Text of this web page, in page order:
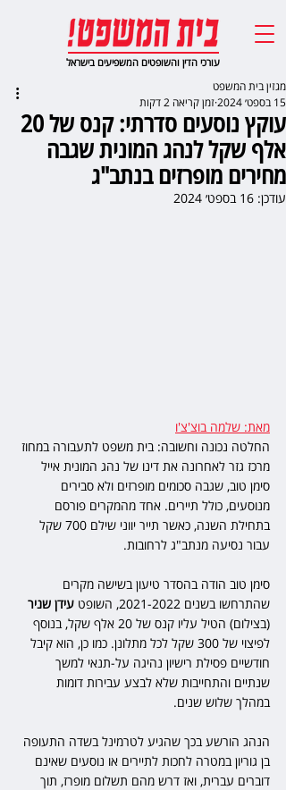
עורכי הדין והשופטים המשפיעים בישראל
עוקץ נוסעים סדרתי: קנס של 20
אלף שקל לנהג המונית שגבה
מחירים מופרזים בנתב"ג
מגזין בית המשפט
15 בספט׳ 2024
זמן קריאה 2 דקות
עודכן: 16 בספט׳ 2024
מאת: שלמה בוצ'צ'ו
החלטה נכונה וחשובה: בית משפט לתעבורה במחוז
מרכז גזר לאחרונה את דינו של נהג המונית אייל
סימן טוב, שגבה סכומים מופרזים ולא סבירים
מנוסעים, כולל תיירים. אחד מהמקרים פורסם
בתחילת השנה, כאשר תייר יווני שילם 700 שקל
עבור נסיעה מנתב"ג לרחובות.
סימן טוב הודה בהסדר טיעון בשישה מקרים
שהתרחשו בשנים 2021-2022, השופט
עידן שניר
(בצילום) הטיל עליו קנס של 20 אלף שקל, בנוסף
לפיצוי של 300 שקל לכל מתלונן. כמו כן, הוא קיבל
חודשיים פסילת רישיון נהיגה על-תנאי למשך
שנתיים והתחייבות שלא לבצע עבירות דומות
במהלך שלוש שנים.
הנהג הורשע בכך שהגיע לטרמינל בשדה התעופה
בן גוריון במטרה לחכות לתיירים או נוסעים שאינם
דוברים עברית, ואז דרש מהם תשלום מופרז, תוך